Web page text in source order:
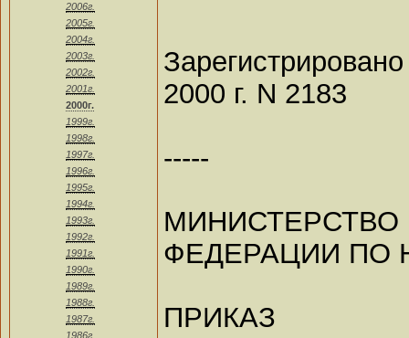
2006г.
2005г.
2004г.
2003г.
2002г.
2001г.
2000г.
1999г.
1998г.
1997г.
1996г.
1995г.
1994г.
1993г.
1992г.
1991г.
1990г.
1989г.
1988г.
1987г.
1986г.
2000 г. N 2183
-----
ФЕДЕРАЦИИ ПО
ПРИКАЗ